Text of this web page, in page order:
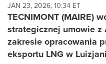
JAN 23, 2026, 10:34 ET
TECNIMONT (MAIRE)
strategicznej umowie z
zakresie opracowania
eksportu LNG w